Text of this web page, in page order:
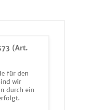
(Art.
für den
wir
durch ein